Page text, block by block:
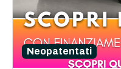
Neopatentati